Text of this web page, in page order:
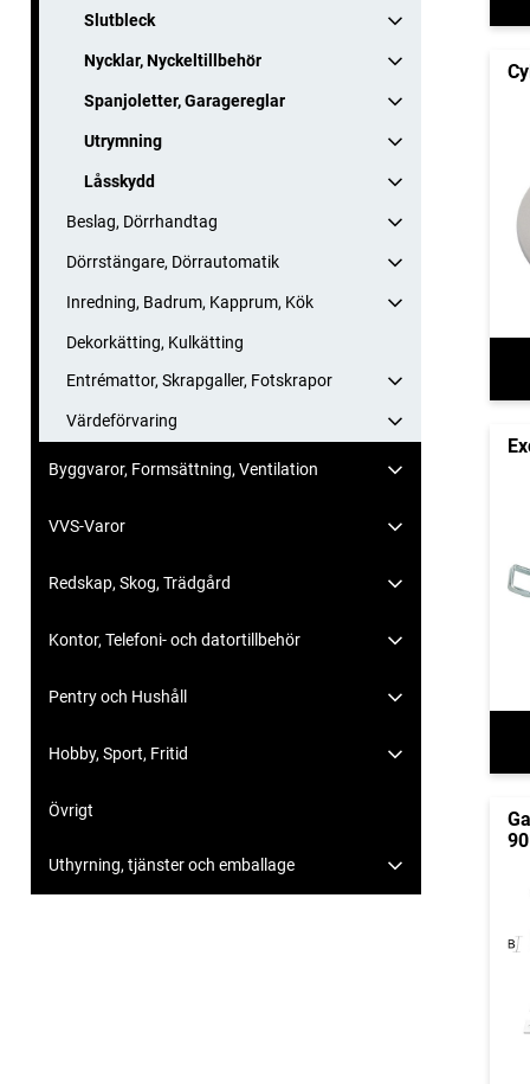
Slutbleck
Nycklar, Nyckeltillbehör
Spanjoletter, Garagereglar
Utrymning
Låsskydd
Beslag, Dörrhandtag
Dörrstängare, Dörrautomatik
Inredning, Badrum, Kapprum, Kök
Dekorkätting, Kulkätting
Entrémattor, Skrapgaller, Fotskrapor
Värdeförvaring
Byggvaror, Formsättning, Ventilation
VVS-Varor
Redskap, Skog, Trädgård
Kontor, Telefoni- och datortillbehör
Pentry och Hushåll
Hobby, Sport, Fritid
Övrigt
Uthyrning, tjänster och emballage